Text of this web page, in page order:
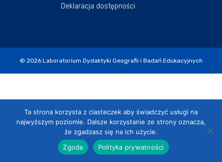
Ta strona korzysta z ciasteczek aby świadczyć usługi na
najwyższym poziomie. Dalsze korzystanie ze strony oznacza,
że zgadzasz się na ich użycie.
Zgoda
Polityka prywatności
Deklaracja dostępności
© 2026 Laboratorium Dydaktyki Geografii i Badań Edukacyjnych